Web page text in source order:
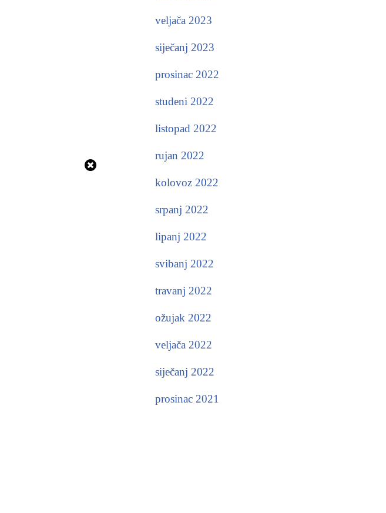
veljača 2023
siječanj 2023
prosinac 2022
studeni 2022
listopad 2022
rujan 2022
kolovoz 2022
srpanj 2022
lipanj 2022
svibanj 2022
travanj 2022
ožujak 2022
veljača 2022
siječanj 2022
prosinac 2021